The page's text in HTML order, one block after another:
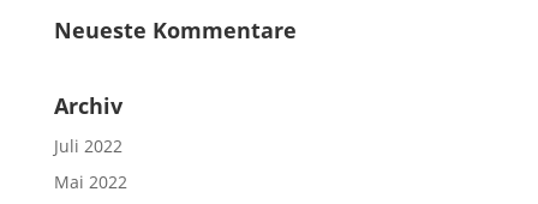
Neueste Kommentare
Archiv
Juli 2022
Mai 2022